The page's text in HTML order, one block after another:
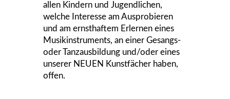
allen Kindern und Jugendlichen,
welche Interesse am Ausprobieren
und am ernsthaftem Erlernen eines
Musikinstruments, an einer Gesangs-
oder Tanzausbildung und/oder eines
unserer NEUEN Kunstfächer haben,
offen.